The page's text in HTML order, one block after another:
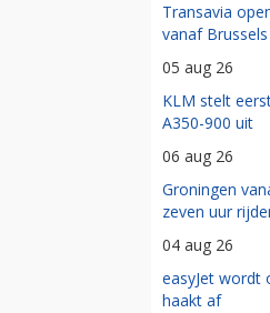
Transavia
vanaf
05 aug 26
KLM stelt
A350-900 uit
06 aug 26
Groningen
zeven uur
04 aug 26
easyJet wordt
haakt af